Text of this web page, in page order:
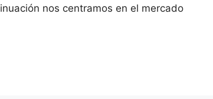
nos centramos en el mercado